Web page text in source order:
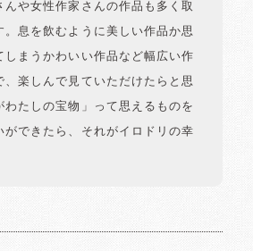
んや女性作家さんの作品も多く取
。息を飲むように美しい作品か思
しまうかわいい作品など幅広い作
、楽しんで見ていただけたらと思
わたしの宝物」って思えるものを
ができたら、それがイロドリの幸